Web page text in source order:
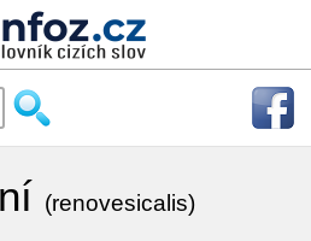
(renovesicalis)